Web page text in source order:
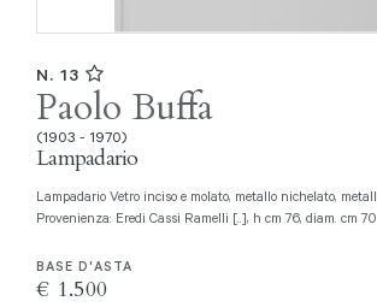
N. 13
Paolo Buffa
(1903 - 1970)
Lampadario
Lampadario Vetro inciso e molato, metallo nichelato, metallo cromato. 1930 ca.
Provenienza: Eredi Cassi Ramelli [..], h cm 76, diam. cm 70
BASE D'ASTA
€ 1.500